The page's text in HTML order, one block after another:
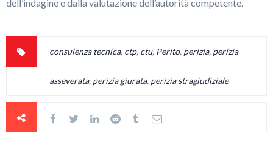
dell’indagine e dalla valutazione dell’autorità competente.
consulenza tecnica, ctp, ctu, Perito, perizia, perizia
asseverata, perizia giurata, perizia stragiudiziale